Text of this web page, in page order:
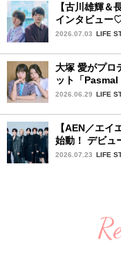
【古川雄輝＆
インタビュー
は？
2026.07.03 LIFE
大塚 愛がプロ
ット「
コのキュンキ
2026.06.29 LIFE
【AEN／エ
始動！ デビュ
ュー。7人の魅
2026.07.23 LIFE